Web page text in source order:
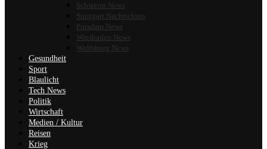
Schwerin News
Stuttgart Nachrichten
Potsdam News
Wiesbaden News
Wolfsburg News
Gesundheit
Sport
Blaulicht
Tech News
Politik
Wirtschaft
Medien / Kultur
Reisen
Krieg